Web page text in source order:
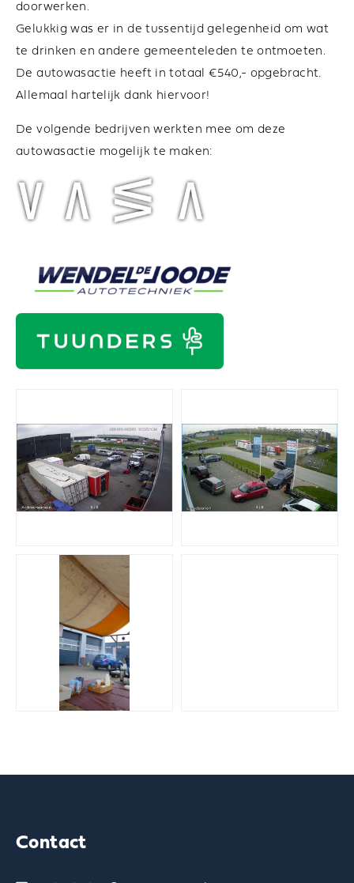
doorwerken.
Gelukkig was er in de tussentijd gelegenheid om wat
te drinken en andere gemeenteleden te ontmoeten.
De autowasactie heeft in totaal €540,- opgebracht.
Allemaal hartelijk dank hiervoor!
De volgende bedrijven werkten mee om deze
autowasactie mogelijk te maken:
Contact